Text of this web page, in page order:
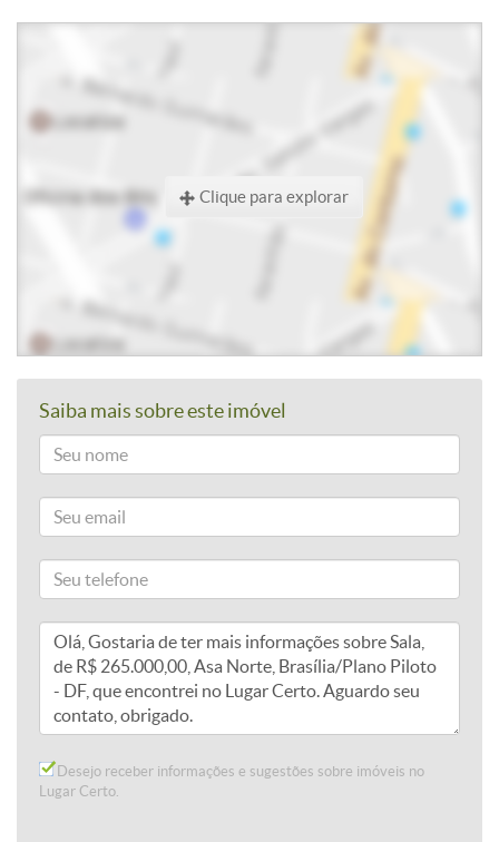
Clique para explorar
Saiba mais sobre este imóvel
Desejo receber informações e sugestões sobre imóveis no
Lugar Certo.